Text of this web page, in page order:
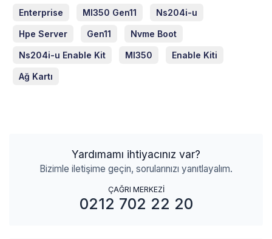
Enterprise Ml350 Gen11 Ns204i-u
Hpe Server Gen11 Nvme Boot
Ns204i-u Enable Kit Ml350 Enable Kiti
Ağ Kartı
Yardımamı ihtiyacınız var?
Bizimle iletişime geçin, sorularınızı yanıtlayalım.
ÇAĞRI MERKEZİ
0212 702 22 20